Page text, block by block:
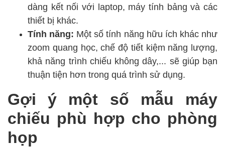
dàng kết nối với laptop, máy tính bảng và các
thiết bị khác.
Tính năng: Một số tính năng hữu ích khác như
zoom quang học, chế độ tiết kiệm năng lượng,
khả năng trình chiếu không dây,... sẽ giúp bạn
thuận tiện hơn trong quá trình sử dụng.
Gợi ý một số mẫu máy
chiếu phù hợp cho phòng
họp